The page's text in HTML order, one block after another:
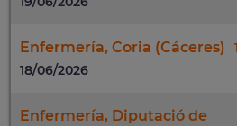
Enfermería, Coria (Cáceres)
1
18/06/2026
Enfermería, Diputació de